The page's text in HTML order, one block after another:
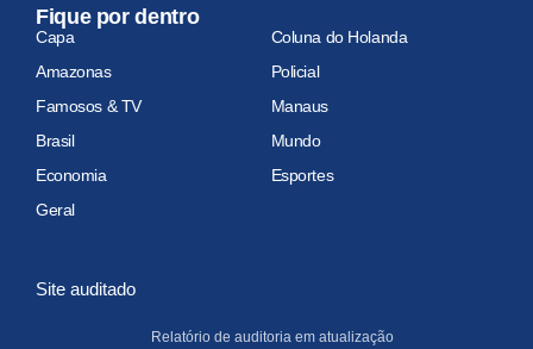
Fique por dentro
Capa
Coluna do Holanda
Amazonas
Policial
Famosos & TV
Manaus
Brasil
Mundo
Economia
Esportes
Geral
Site auditado
Relatório de auditoria em atualização